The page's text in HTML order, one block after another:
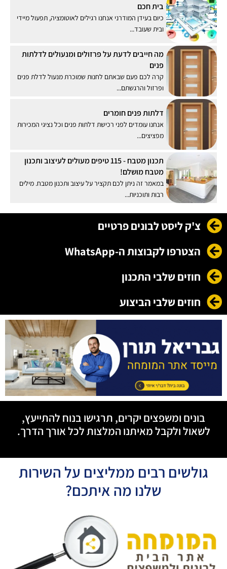
בית חכם
כיום בעידן המודרני אנחנו רגילים לאוטומציה, תפעול מיידי
ובית שעובד...
מה חייבים לדעת על פרזולים ומנעולים לדלתות
פנים
קרה לכם פעם שבאתם לחנות שמוכרת מנעול לדלת פנים
ופרזול והרגשתם...
דלתות פנים חומרים
אנחנו עומדים לפני רכישת דלתות פנים וכל נציגי המכירות
מפציצים...
תכנון מטבח - 115 טיפים מעולים לעיצוב ותכנון
מטבח מושלם!
במאמר זה ניתן לכם תקציר על עיצוב ותכנון מטבח. מילים
רבות ותוכניות...
צ'ק ליסט לבונים פרטיים
הצטרפו לקבוצות ה-WhatsApp
חוזים שלבי התכנון
חוזים שלבי הביצוע
בונים ומשפצים יקרים, תרגישו בנוח להתייעץ,
לשאול ולקבל מאיתנו המלצות לכל אורך הדרך.
גולשים רבים ממליצים על השירות
שלנו מה איתכם?